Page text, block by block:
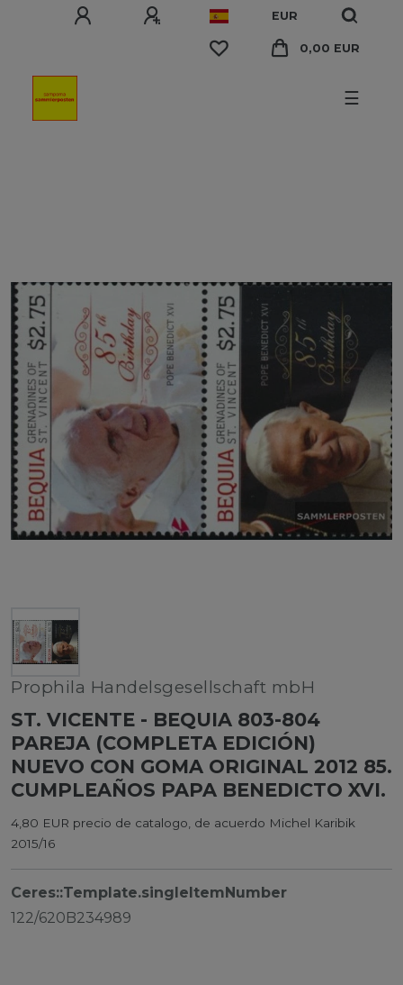
EUR
0,00 EUR
☰
Prophila Handelsgesellschaft mbH
ST. VICENTE - BEQUIA 803-804
PAREJA (COMPLETA EDICIÓN)
NUEVO CON GOMA ORIGINAL 2012 85.
CUMPLEAÑOS PAPA BENEDICTO XVI.
4,80 EUR precio de catalogo, de acuerdo Michel Karibik
2015/16
Ceres::Template.singleItemNumber
122/620B234989